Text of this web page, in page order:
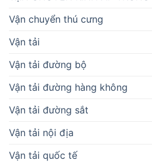
Vận chuyển thú cưng
Vận tải
Vận tải đường bộ
Vận tải đường hàng không
Vận tải đường sắt
Vận tải nội địa
Vận tải quốc tế